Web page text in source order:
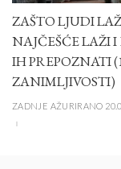
ZAŠTO LJUDI
NAJČEŠĆE LAŽI
IH PREPOZNATI
ZANIMLJIVOSTI)
ZADNJE AŽURIRANO